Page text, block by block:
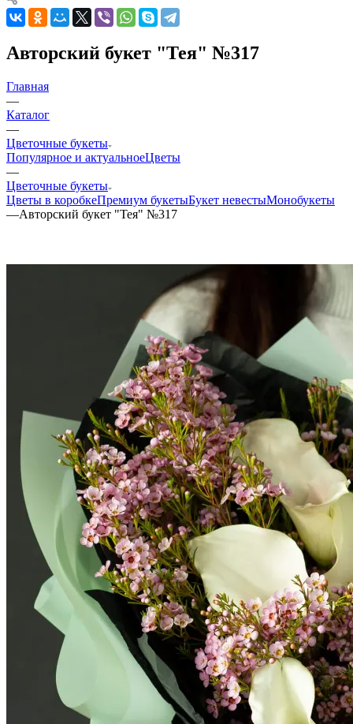
Авторский букет "Тея" №317
Главная
—
Каталог
—
Цветочные букеты
Популярное и актуальноеЦветы
—
Цветочные букеты
Цветы в коробкеПремиум букетыБукет невестыМонобукеты
—Авторский букет "Тея" №317